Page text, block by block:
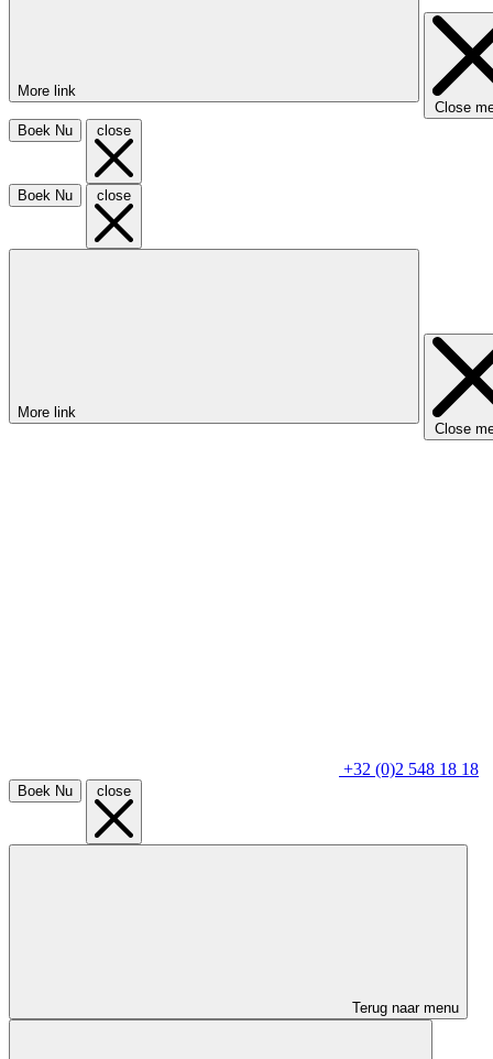
More link
Close
Boek Nu
close
Boek Nu close
More link
Close
+32 (0)2 548 18 18
Boek Nu close
Terug naar menu